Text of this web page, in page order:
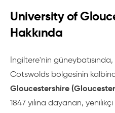
University of
Hakkında
İngiltere'nin
Cotswolds bölgesinin
Gloucestershire
1847 yılına dayanan,